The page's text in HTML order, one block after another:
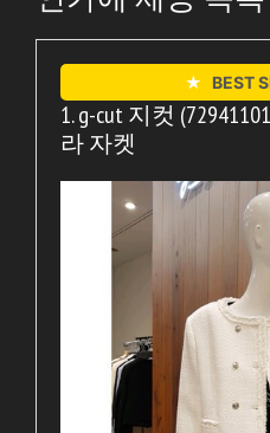
★ BEST
1. g-cut 지컷
라 자켓